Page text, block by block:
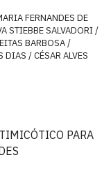
FERNANDES DE
STIEBBE SALVADORI /
BARBOSA /
DIAS / CÉSAR ALVES
PARA